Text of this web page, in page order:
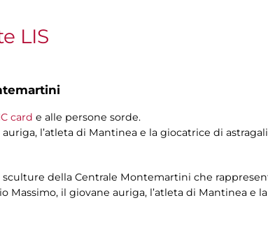
LIS
card e alle persone sorde.
l’atleta di Mantinea e la giocatrice di
della Centrale Montemartini che
Massimo, il giovane auriga, l’atleta di Mantinea e